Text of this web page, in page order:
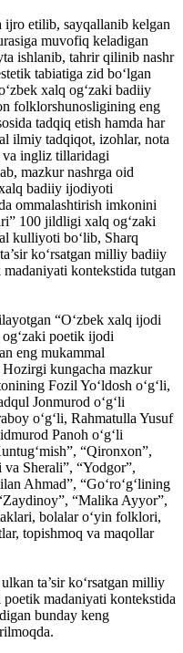
etilib, sayqallanib kelgan
muvofiq keladigan
ishlanib, tahrir qilinib nashr
tabiatiga zid bo‘lgan
xalq og‘zaki badiiy
folklorshunosligining eng
tadqiq etish hamda har
ilmiy tadqiqot, izohlar, nota
va ingliz tillaridagi
mazkur nashrga oid
badiiy ijodiyoti
ommalashtirish imkonini
100 jildligi xalq og‘zaki
kulliyoti bo‘lib, Sharq
ko‘rsatgan milliy badiiy
kontekstida tutgan
“O‘zbek xalq ijodi
poetik ijodi
eng mukammal
kungacha mazkur
Fozil Yo‘ldosh o‘g‘li,
Jonmurod o‘g‘li
o‘g‘li, Rahmatulla Yusuf
Panoh o‘g‘li
“Qironxon”,
Sherali”, “Yodgor”,
Ahmad”, “Go‘ro‘g‘lining
“Malika Ayyor”,
bolalar o‘yin folklori,
topishmoq va maqollar
ta’sir ko‘rsatgan milliy
madaniyati kontekstida
bunday keng